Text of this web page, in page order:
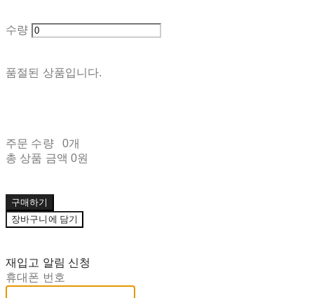
수량
품절된 상품입니다.
주문 수량
0개
총 상품 금액 0원
구매하기
장바구니에 담기
재입고 알림 신청
휴대폰 번호